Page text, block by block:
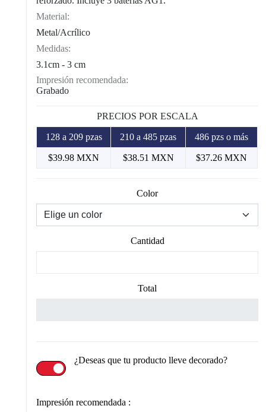
Material:
Metal/Acrílico
Medidas:
3.1cm - 3 cm
Impresión recomendada:
Grabado
PRECIOS POR ESCALA
128 a 209 pzas 210 a 485 pzas 486 pzs o más
$39.98 MXN $38.51 MXN $37.26 MXN
Color
Cantidad
Total
¿Deseas que tu producto lleve decorado?
Impresión recomendada :